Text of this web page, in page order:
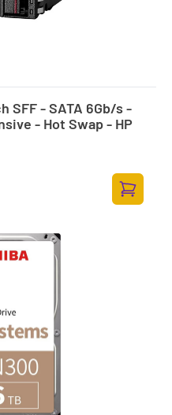
SFF - SATA 6Gb/s -
- Hot Swap - HP
Zum